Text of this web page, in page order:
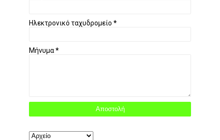
Ηλεκτρονικό ταχυδρομείο *
Μήνυμα*